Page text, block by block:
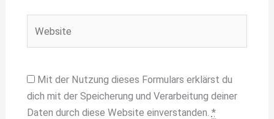
Mit der Nutzung dieses Formulars erklärst du
dich mit der Speicherung und Verarbeitung deiner
Daten durch diese Website einverstanden. *